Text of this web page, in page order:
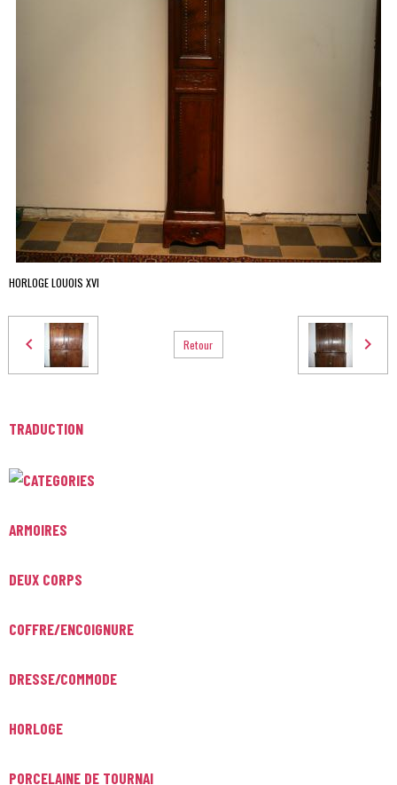
HORLOGE LOUOIS XVI
Retour
TRADUCTION
ARMOIRES
DEUX CORPS
COFFRE/ENCOIGNURE
DRESSE/COMMODE
HORLOGE
PORCELAINE DE TOURNAI